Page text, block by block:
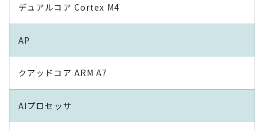
デュアルコア Cortex M4
AP
クアッドコア ARM A7
AIプロセッサ